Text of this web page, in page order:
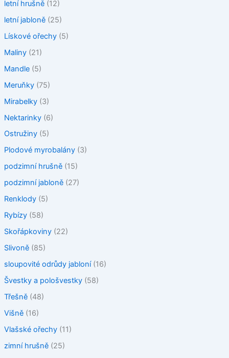
letní hrušně(12)
letní jabloně(25)
Lískové ořechy(5)
Maliny(21)
Mandle(5)
Meruňky(75)
Mirabelky(3)
Nektarinky(6)
Ostružiny(5)
Plodové myrobalány(3)
podzimní hrušně(15)
podzimní jabloně(27)
Renklody(5)
Rybízy(58)
Skořápkoviny(22)
Slivoně(85)
sloupovité odrůdy jabloní(16)
Švestky a pološvestky(58)
Třešně(48)
Višně(16)
Vlašské ořechy(11)
zimní hrušně(25)